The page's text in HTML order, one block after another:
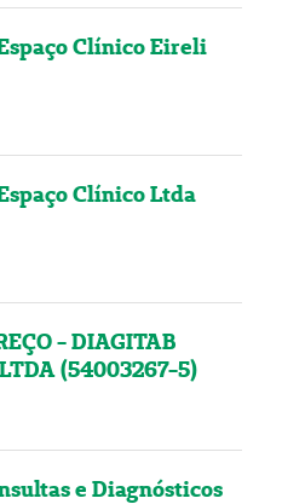
Clínico Eireli
Clínico Ltda
- DIAGITAB
(54003267-5)
e Diagnósticos